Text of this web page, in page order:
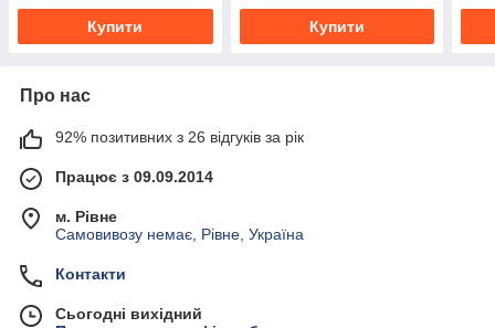
Купити Купити
Про нас
92% позитивних з 26 відгуків за рік
Працює з 09.09.2014
м. Рівне
Самовивозу немає, Рівне, Україна
Контакти
Сьогодні вихідний